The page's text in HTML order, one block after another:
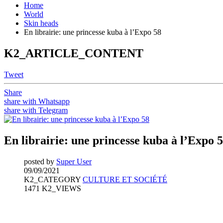
Home
World
Skin heads
En librairie: une princesse kuba à l’Expo 58
K2_ARTICLE_CONTENT
Tweet
Share
share with Whatsapp
share with Telegram
En librairie: une princesse kuba à l’Expo
posted by Super User
09/09/2021
K2_CATEGORY CULTURE ET SOCIÉTÉ
1471 K2_VIEWS